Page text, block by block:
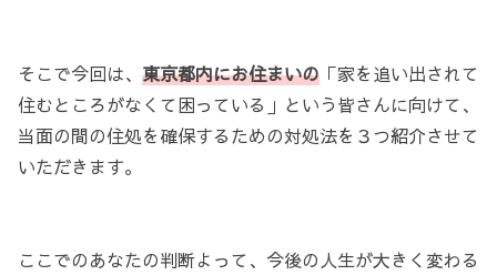
そこで今回は、 東京都内にお住まいの 「家を追い出されて
住むところがなくて困っている」という皆さんに向けて、
当面の間の住処を確保するための対処法を３つ紹介させて
いただきます。
ここでのあなたの判断よって、今後の人生が大きく変わる